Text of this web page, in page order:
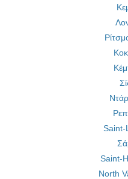
Saint-
Saint-
North